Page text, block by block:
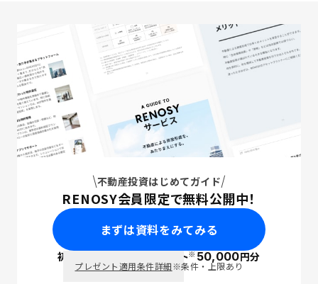
不動産投資はじめてガイド
RENOSY会員限定で無料公開中！
まずは資料をみてみる
初回面談で ポイント※50,000円分
プレゼント適用条件詳細※条件・上限あり